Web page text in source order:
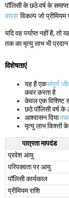
पॉलिसी के छठे वर्ष के
वापस विकल्प जो
यदि वह पर्याप्त नहीं है,
तक का मृत्यु लाभ भी
विशेषताएं
यह है एकसंपूर्ण
कवर करता है
केवल एक विशिष्ट
छठे पॉलिसी वर्ष
आश्वासन दिया
मृत्यु लाभ किश्तों
पात्रता मापदंड
प्रवेश आयु
परिपक्वता पर आयु
पॉलिसी कार्यकाल
प्रीमियम राशि